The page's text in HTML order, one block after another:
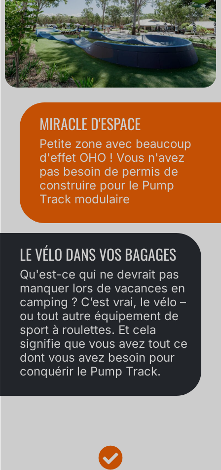
MIRACLE D'ESPACE
Petite zone avec beaucoup
d'effet OHO ! Vous n'avez
pas besoin de permis de
construire pour le Pump
Track modulaire
LE VÉLO DANS VOS BAGAGES
Qu'est-ce qui ne devrait pas
manquer lors de vacances en
camping ? C’est vrai, le vélo –
ou tout autre équipement de
sport à roulettes. Et cela
signifie que vous avez tout ce
dont vous avez besoin pour
conquérir le Pump Track.